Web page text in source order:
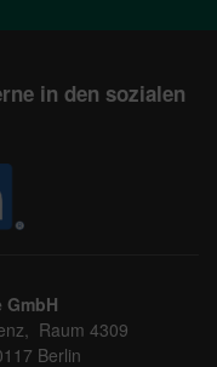
in den sozialen
GmbH
Raum 4309
Berlin